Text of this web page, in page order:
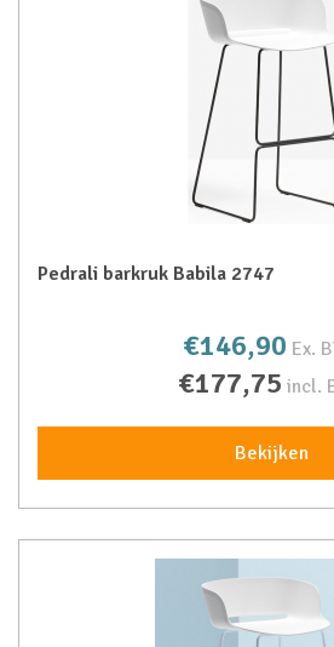
Pedrali barkruk Babila 2747
€146,90 Ex.
€177,75 incl.
Bekijken